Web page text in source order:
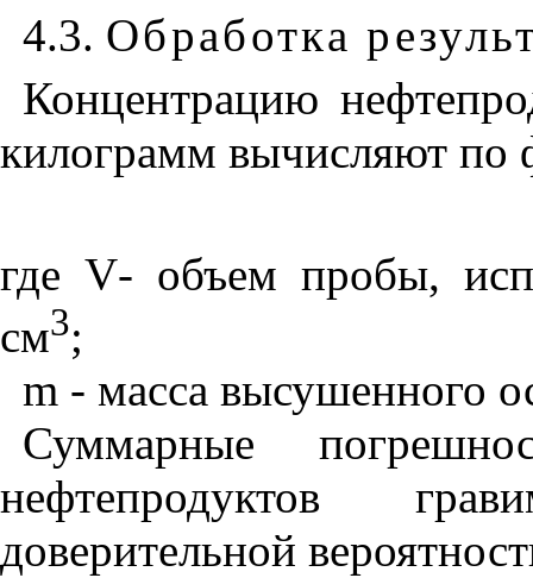
4.3. Обработка
Концентрацию
килограмм вычисляют по
где V- объем пробы,
см3;
m - масса высушенного
Суммарные
нефтепродуктов
доверительной